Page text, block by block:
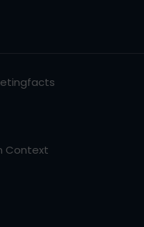
Context